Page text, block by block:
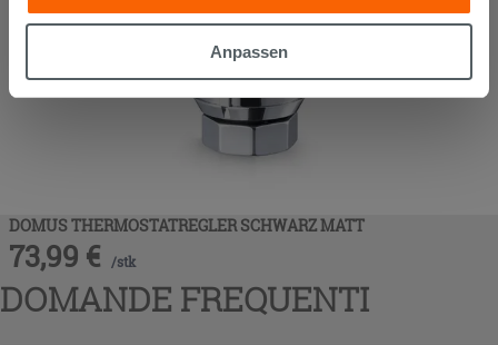
gesammelt haben, kombinieren. Falls Sie mehr wissen
möchten oder Ihre Zustimmung zu allen oder einigen
Zustimmung kann durch Klicken auf die Schaltfläche
„Cookies akzeptieren“ gegeben werden. Wenn Sie auf
die Schaltfläche "X" klicken, können Sie das Surfen erst
Anpassen
DOMUS THERMOSTATREGLER SCHWARZ MATT
73,99 € /stk
DOMANDE FREQUENTI